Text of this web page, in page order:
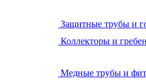
Защитные трубы и
Коллекторы и
Медные трубы и